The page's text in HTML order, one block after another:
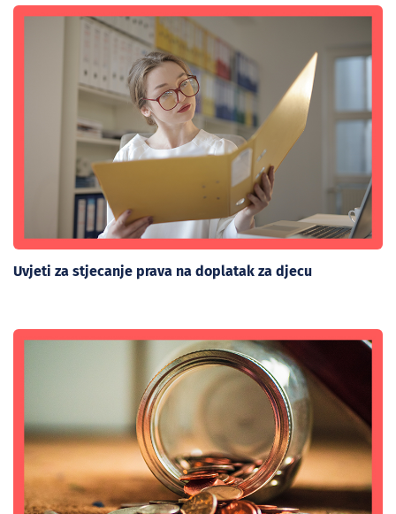
Uvjeti za stjecanje prava na doplatak za djecu